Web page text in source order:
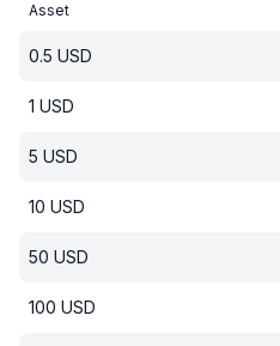
Asset
0.5 USD
1 USD
5 USD
10 USD
50 USD
100 USD